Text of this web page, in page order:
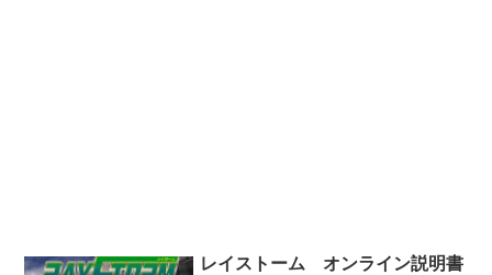
レイストーム オンライン説明書